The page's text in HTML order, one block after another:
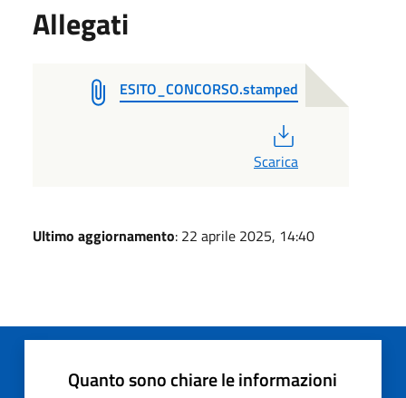
Allegati
ESITO_CONCORSO.stamped
Scarica
Ultimo aggiornamento: 22 aprile 2025, 14:40
Quanto sono chiare le informazioni